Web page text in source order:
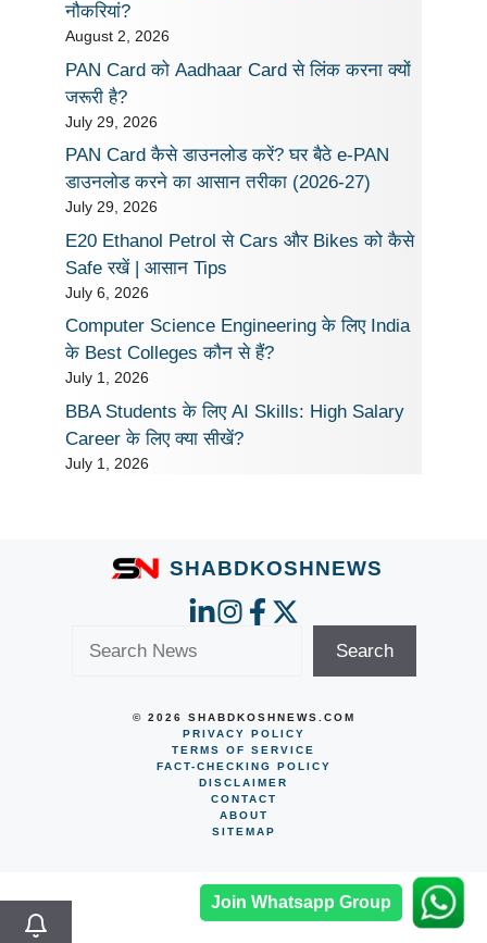
नौकरियां?
August 2, 2026
PAN Card को Aadhaar Card से लिंक करना क्यों
जरूरी है?
July 29, 2026
PAN Card कैसे डाउनलोड करें? घर बैठे e-PAN
डाउनलोड करने का आसान तरीका (2026-27)
July 29, 2026
E20 Ethanol Petrol से Cars और Bikes को कैसे
Safe रखें | आसान Tips
July 6, 2026
Computer Science Engineering के लिए India
के Best Colleges कौन से हैं?
July 1, 2026
BBA Students के लिए AI Skills: High Salary
Career के लिए क्या सीखें?
July 1, 2026
SHABDKOSHNEWS
Search
© 2026 SHABDKOSHNEWS.COM
PRIVACY POLICY
TERMS OF SERVICE
FACT-CHECKING POLICY
DISCLAIMER
CONTACT
ABOUT
SITEMAP
Join Whatsapp Group